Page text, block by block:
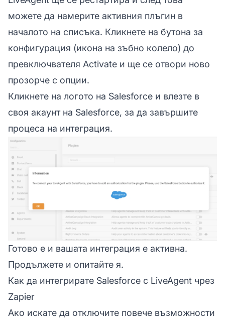
можете да намерите активния плъгин в
началото на списъка. Кликнете на бутона за
конфигурация (икона на зъбно колело) до
превключвателя Activate и ще се отвори ново
прозорче с опции.
Кликнете на логото на Salesforce и влезте в
своя акаунт на Salesforce, за да завършите
процеса на интеграция.
Готово е и вашата интеграция е активна.
Продължете и опитайте я.
Как да интегрирате Salesforce с LiveAgent чрез
Zapier
Ако искате да отключите повече възможности